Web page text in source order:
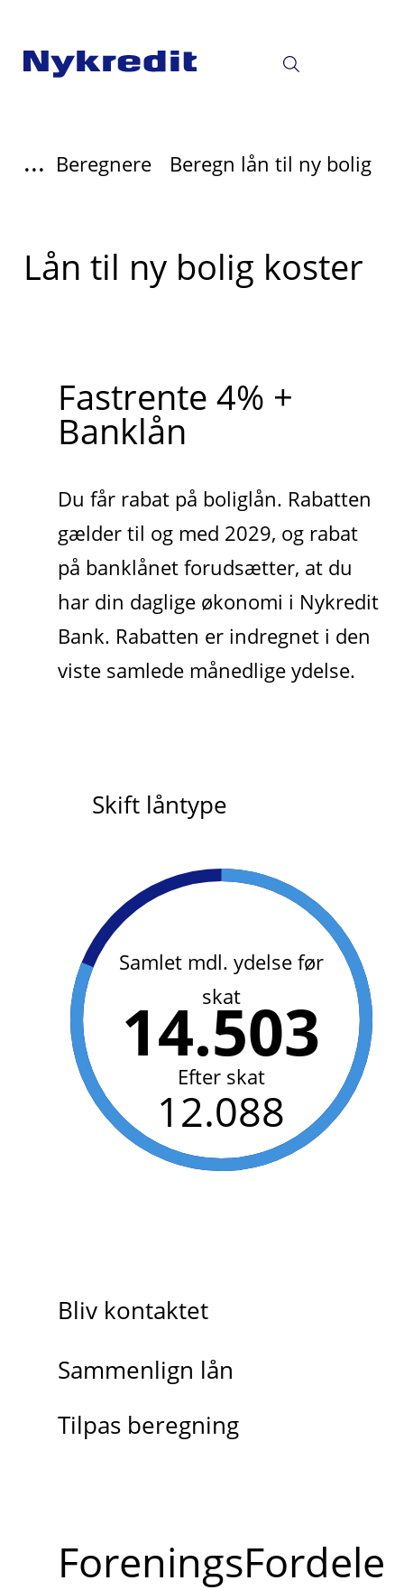
... Beregnere Beregn lån til ny bolig
Lån til ny bolig koster
Fastrente 4% +
Banklån
Du får rabat på boliglån. Rabatten
gælder til og med 2029, og rabat
på banklånet forudsætter, at du
har din daglige økonomi i Nykredit
Bank. Rabatten er indregnet i den
viste samlede månedlige ydelse.
Skift låntype
Samlet mdl. ydelse før
skat
14.503
Efter skat
12.088
Bliv kontaktet
Sammenlign lån
Tilpas beregning
ForeningsFordele